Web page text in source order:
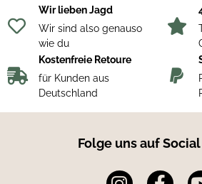
Wir lieben Jagd
Wir sind also genauso
wie du
Kostenfreie Retoure
für Kunden aus
Deutschland
Folge uns auf